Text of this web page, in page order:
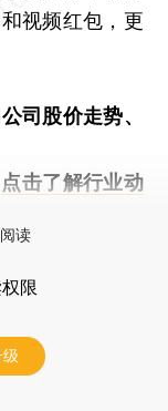
视频红包，更
司股价走势、
点击了解行业动
读
限